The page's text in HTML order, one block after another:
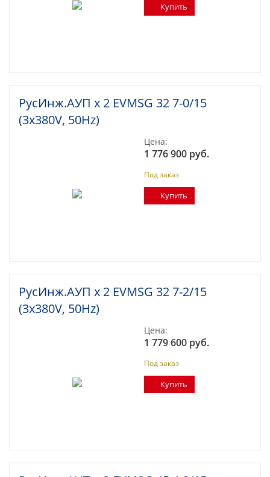
Купить
РусИнж.АУП х 2 EVMSG 32 7-0/15
(3x380V, 50Hz)
Цена:
1 776 900 руб.
Под заказ
Купить
РусИнж.АУП х 2 EVMSG 32 7-2/15
(3x380V, 50Hz)
Цена:
1 779 600 руб.
Под заказ
Купить